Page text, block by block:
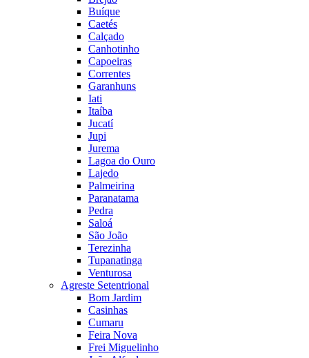
Buíque
Caetés
Calçado
Canhotinho
Capoeiras
Correntes
Garanhuns
Iati
Itaíba
Jucatí
Jupi
Jurema
Lagoa do Ouro
Lajedo
Palmeirina
Paranatama
Pedra
Saloá
São João
Terezinha
Tupanatinga
Venturosa
Agreste Setentrional
Bom Jardim
Casinhas
Cumaru
Feira Nova
Frei Miguelinho